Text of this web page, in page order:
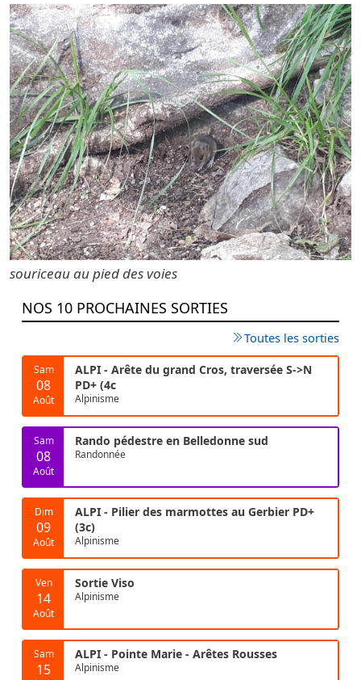
souriceau au pied des voies
NOS 10 PROCHAINES SORTIES
Toutes les sorties
Sam
08
Août
ALPI - Arête du grand Cros, traversée S->N
PD+ (4c
Alpinisme
Sam
08
Août
Rando pédestre en Belledonne sud
Randonnée
Dim
09
Août
ALPI - Pilier des marmottes au Gerbier PD+
(3c)
Alpinisme
Ven
14
Août
Sortie Viso
Alpinisme
Sam
15
ALPI - Pointe Marie - Arêtes Rousses
Alpinisme